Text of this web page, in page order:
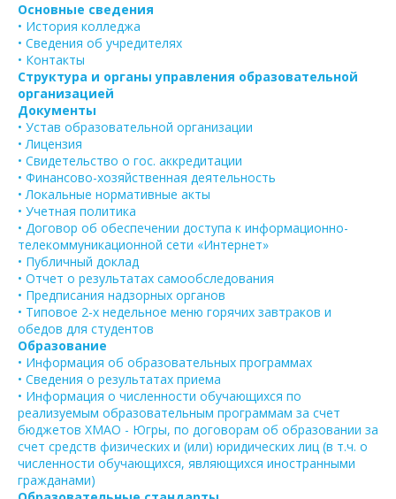
Основные сведения
• История колледжа
• Сведения об учредителях
• Контакты
Структура и органы управления образовательной
организацией
Документы
• Устав образовательной организации
• Лицензия
• Свидетельство о гос. аккредитации
• Финансово-хозяйственная деятельность
• Локальные нормативные акты
• Учетная политика
• Договор об обеспечении доступа к информационно-
телекоммуникационной сети «Интернет»
• Публичный доклад
• Отчет о результатах самообследования
• Предписания надзорных органов
• Типовое 2-х недельное меню горячих завтраков и
обедов для студентов
Образование
• Информация об образовательных программах
• Сведения о результатах приема
• Информация о численности обучающихся по
реализуемым образовательным программам за счет
бюджетов ХМАО - Югры, по договорам об образовании за
счет средств физических и (или) юридических лиц (в т.ч. о
численности обучающихся, являющихся иностранными
гражданами)